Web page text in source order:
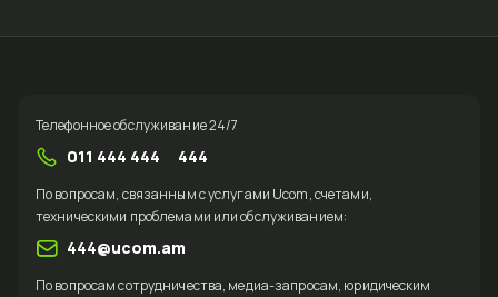
Телефонное обслуживание 24/7
011 444 444 444
По вопросам, связанным с услугами Ucom, счетами,
техническими проблемами или обслуживанием:
444@ucom.am
По вопросам сотрудничества, медиа-запросам, юридическим